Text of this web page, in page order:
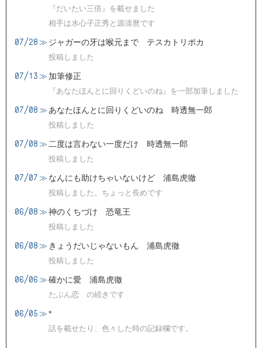
『だいたい三倍』を載せました
相手は水心子正秀と源清麿です
07/28≫ ジャガーの牙は喉元まで テスカトリポカ
投稿しました
07/13≫ 加筆修正
『あなたほんとに回りくどいのね』を一部加筆しました
07/08≫あなたほんとに回りくどいのね 時透無一郎
投稿しました
07/08≫二度は言わない一度だけ 時透無一郎
投稿しました
07/07≫ なんにも助けちゃいないけど 浦島虎徹
投稿しました。ちょっと長めです
06/08≫神のくちづけ 恐竜王
投稿しました
06/08≫ きょうだいじゃないもん 浦島虎徹
投稿しました
06/06≫確かに愛 浦島虎徹
たぶん恋 の続きです
06/05≫*
話を載せたり、色々した時の記録欄です。